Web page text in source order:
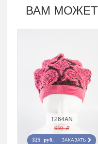
ВАМ МОЖЕТ
1264AN
650 r
325 руб. ЗАКАЗАТЬ